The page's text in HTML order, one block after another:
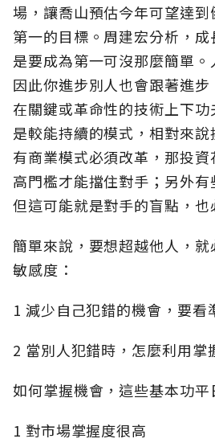
場，讓喬山預估今年可望達
第一的目標。周建宏分析，
是要成為第一可沒那麼簡單。
因此你進步別人也會跟著進
在關鍵或革命性的技術上下
是較能持續的模式，相對來
有商業模式必須改革，那投
高門檻才能擋住對手；另外有
但這可能就是對手的盲點，也
簡單來說，要想超越他人，
敏感度：
1 減少自己犯錯的機會，要看
2 當別人犯錯時，怎麼利用掌
如何掌握機會，這些基本功平
1 對市場掌握度很高